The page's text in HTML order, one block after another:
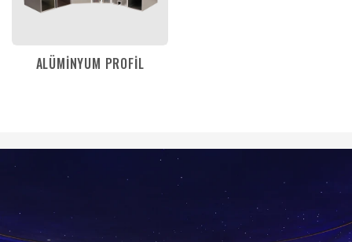
ALÜMINYUM PROFIL